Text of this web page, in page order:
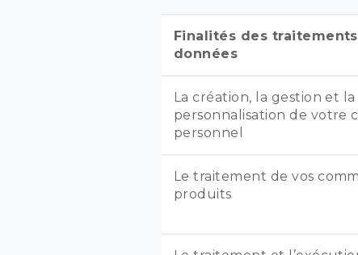
Finalités des
données
La création, la gestion et la
personnalisation de votre
personnel
Le traitement de vos
produits